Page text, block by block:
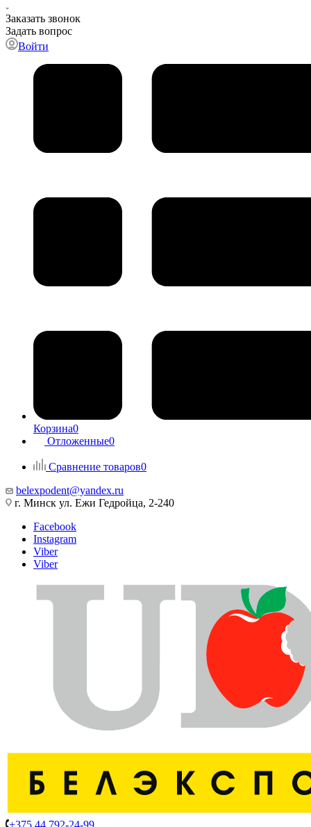
Заказать звонок
Задать вопрос
Войти
Корзина0
Отложенные0
Сравнение товаров0
belexpodent@yandex.ru
г. Минск ул. Ежи Гедройца, 2-240
Facebook
Instagram
Viber
Viber
+375 44 792-24-99